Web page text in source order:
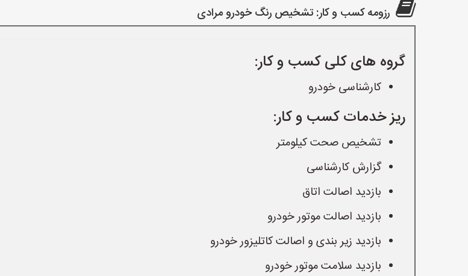
رزومه کسب و کار: تشخیص رنگ خودرو مرادی
گروه های کلی کسب و کار:
کارشناسی خودرو
ریز خدمات کسب و کار:
تشخیص صحت کیلومتر
گزارش کارشناسی
بازدید اصالت اتاق
بازدید اصالت موتور خودرو
بازدید زیر بندی و اصالت کاتلیزور خودرو
بازدید سلامت موتور خودرو